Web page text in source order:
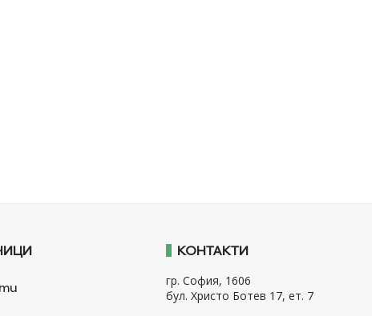
КОНТАКТИ
гр. София, 1606
бул. Христо Ботев 17, ет. 7